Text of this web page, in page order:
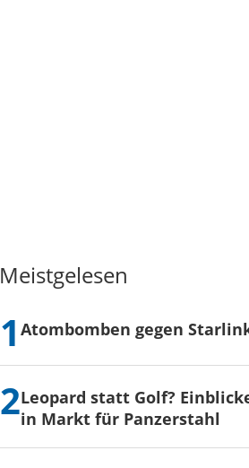
Meistgelesen
Atombomben gegen
Leopard statt Golf?
in Markt für Panzerstahl